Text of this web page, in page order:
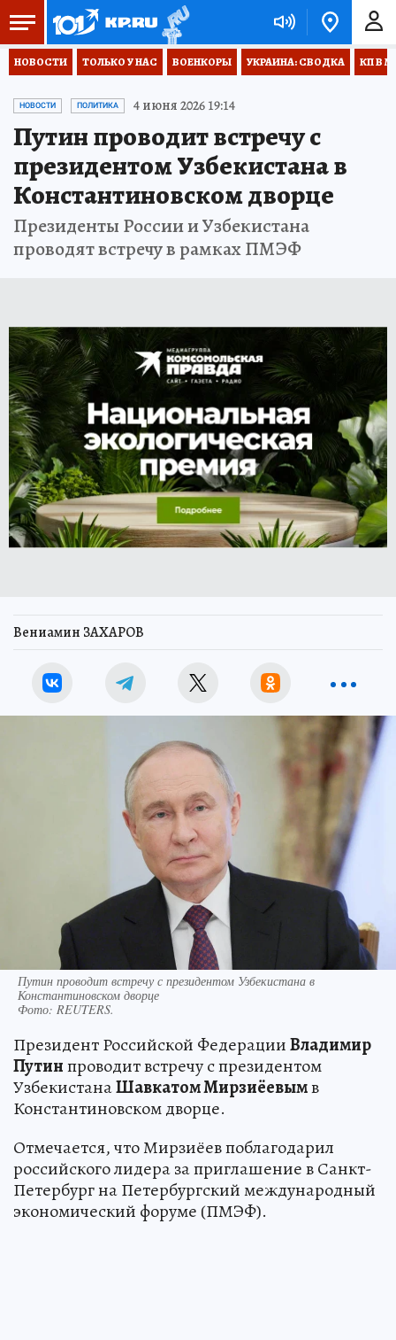
НОВОСТИ ТОЛЬКО У НАС ВОЕНКОРЫ УКРАИНА: СВОДКА КП В
НОВОСТИ ПОЛИТИКА 4 июня 2026 19:14
Путин проводит встречу с
президентом Узбекистана в
Константиновском дворце
Президенты России и Узбекистана
проводят встречу в рамках ПМЭФ
Вениамин ЗАХАРОВ
Путин проводит встречу с президентом Узбекистана в
Константиновском дворце
Фото: REUTERS.
Президент Российской ФедерацииВладимир
Путинпроводит встречу с президентом
УзбекистанаШавкатом Мирзиёевымв
Константиновском дворце.
Отмечается, что Мирзиёев поблагодарил
российского лидера за приглашение в Санкт-
Петербург на Петербургский международный
экономический форуме (ПМЭФ).